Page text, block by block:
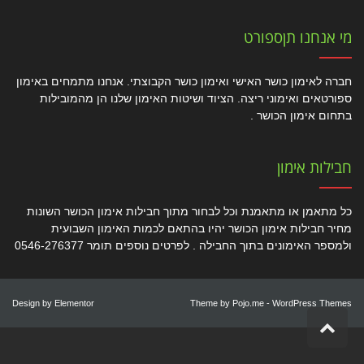
מי אנחנו תןספורט
חברה לאימון כושר האישי ואימון כושר הקבוצתי. אנחנו מתמחים באימון
ספורטאים ואימוני ריצה. הציוד ושיטות האימון שלנו הן מהמובילות
בתחום אימון הכושר .
חבילות אימון
כל מתאמן או מתאמנת וכל לבחור מתוך חבילות אימון הכושר השונות
מחיר חבילות אימון הכושר יהיו בהתאם לכמות האימון השבועית
ולמספר האימונים בתוך החבילה . לפרטים נוספים תומר 0546-276377
Theme by Pojo.me - WordPress Themes
Design by Elementor